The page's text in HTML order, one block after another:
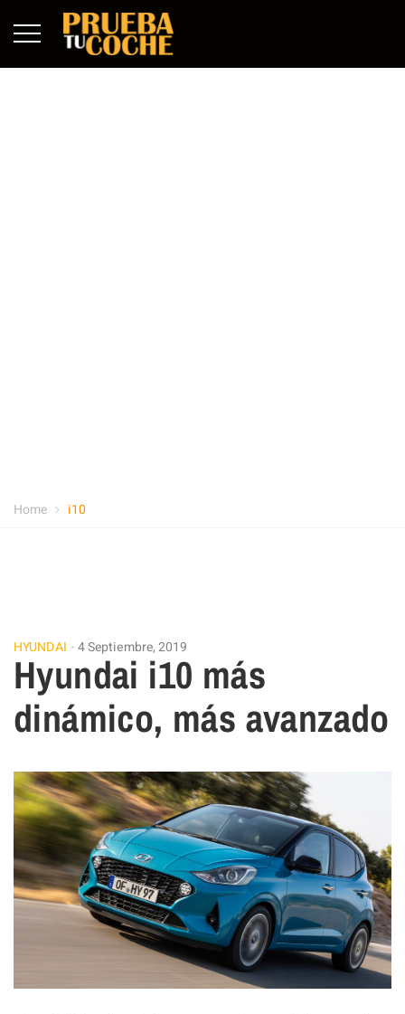
Home i10
HYUNDAI 4 Septiembre, 2019
Hyundai i10 más
dinámico, más avanzado